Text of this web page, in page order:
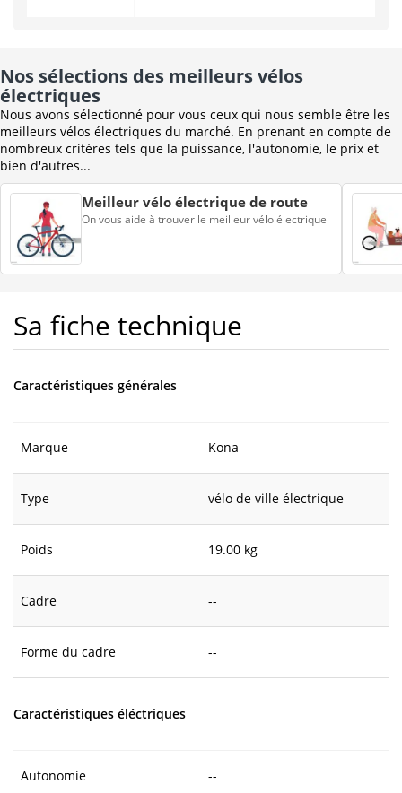
Nos sélections des meilleurs vélos
électriques
Nous avons sélectionné pour vous ceux qui nous semble être les
meilleurs vélos électriques du marché. En prenant en compte de
nombreux critères tels que la puissance, l'autonomie, le prix et
bien d'autres...
Meilleur vélo électrique de route
On vous aide à trouver le meilleur vélo électrique
Sa fiche technique
Caractéristiques générales
Marque Kona
Type vélo de ville électrique
Poids 19.00 kg
Cadre --
Forme du cadre --
Caractéristiques éléctriques
Autonomie --